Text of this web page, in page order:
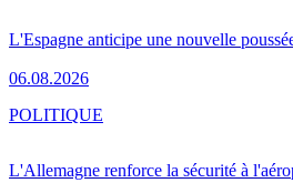
L'Espagne anticipe une nouvelle
06.08.2026
L'Allemagne renforce la sécurité à
POLITIQUE